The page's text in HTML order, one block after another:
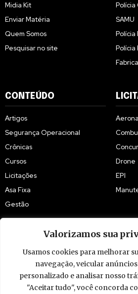
Valorizamos sua
Usamos cookies para melhorar
navegação, veicular
personalizado e analisar nosso
"Aceitar tudo", você concorda
Midia Kit
Enviar Matéria
Quem Somos
Pesquisar no site
Polícia
SAMU
Polícia
Polícia
CONTEÚDO
Artigos
Segurança Operacional
Crônicas
Cursos
Licitações
Asa Fixa
Gestão
Drone
EPI
© 2009 - 2026 Piloto Policial. Todos os